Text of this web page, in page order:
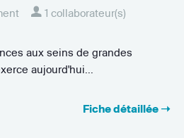
1 collaborateur(s)
aux seins de grandes
aujourd'hui...
Fiche détaillée ➝